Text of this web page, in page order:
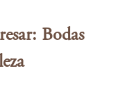
Bodas